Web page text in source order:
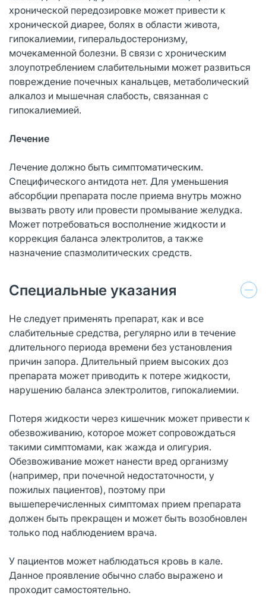
хронической передозировке может привести к
хронической диарее, болях в области живота,
гипокалиемии, гиперальдостеронизму,
мочекаменной болезни. В связи с хроническим
злоупотреблением слабительными может развиться
повреждение почечных канальцев, метаболический
алкалоз и мышечная слабость, связанная с
гипокалиемией.
Лечение
Лечение должно быть симптоматическим.
Специфического антидота нет. Для уменьшения
абсорбции препарата после приема внутрь можно
вызвать рвоту или провести промывание желудка.
Может потребоваться восполнение жидкости и
коррекция баланса электролитов, а также
назначение спазмолитических средств.
Специальные указания
Не следует применять препарат, как и все
слабительные средства, регулярно или в течение
длительного периода времени без установления
причин запора. Длительный прием высоких доз
препарата может приводить к потере жидкости,
нарушению баланса электролитов, гипокалиемии.
Потеря жидкости через кишечник может привести к
обезвоживанию, которое может сопровождаться
такими симптомами, как жажда и олигурия.
Обезвоживание может нанести вред организму
(например, при почечной недостаточности, у
пожилых пациентов), поэтому при
вышеперечисленных симптомах прием препарата
должен быть прекращен и может быть возобновлен
только под наблюдением врача.
У пациентов может наблюдаться кровь в кале.
Данное проявление обычно слабо выражено и
проходит самостоятельно.